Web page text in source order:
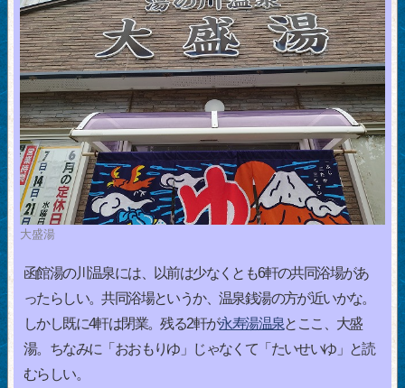
大盛湯
函館湯の川温泉には、以前は少なくとも6軒の共同浴場があ
ったらしい。共同浴場というか、温泉銭湯の方が近いかな。
しかし既に4軒は閉業。残る2軒が永寿湯温泉とここ、大盛
湯。ちなみに「おおもりゆ」じゃなくて「たいせいゆ」と読
むらしい。